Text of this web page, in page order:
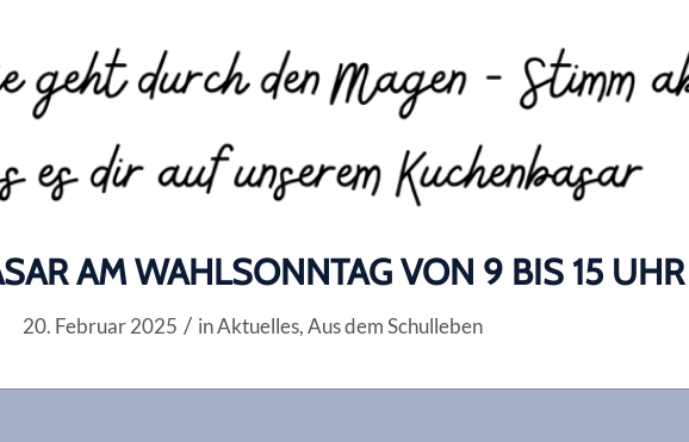
AM WAHLSONNTAG VON 9 BIS 15 UHR
20. Februar 2025 / inAktuelles,Aus dem Schulleben